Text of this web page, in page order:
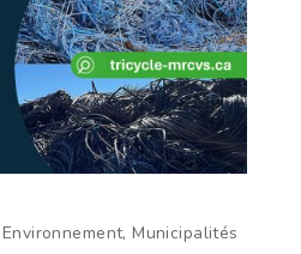
Environnement,Municipalités